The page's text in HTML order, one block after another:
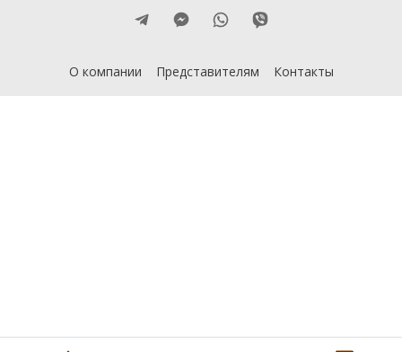
О компании Представителям Контакты